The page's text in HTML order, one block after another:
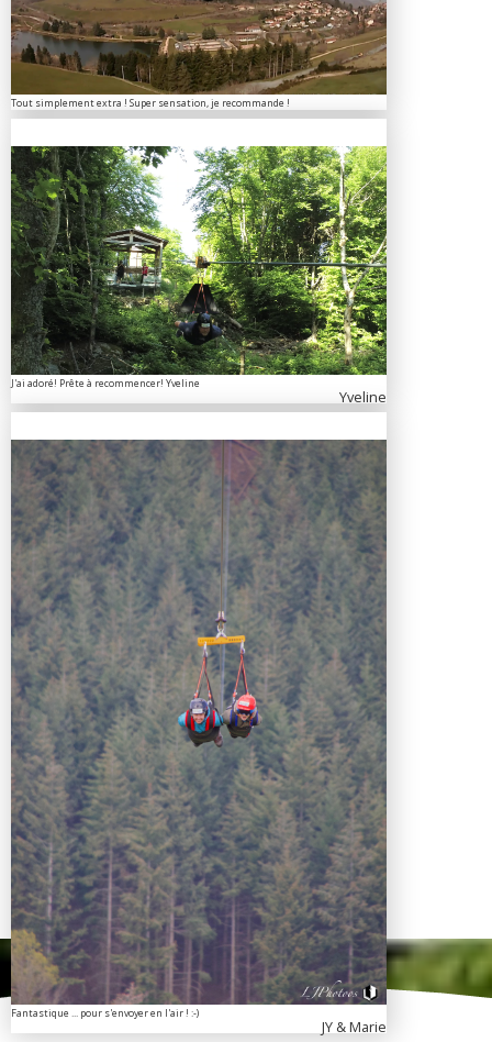
Tout simplement extra ! Super sensation, je recommande !
J'ai adoré! Prête à recommencer! Yveline
Yveline
Fantastique ... pour s'envoyer en l'air ! :-)
JY & Marie